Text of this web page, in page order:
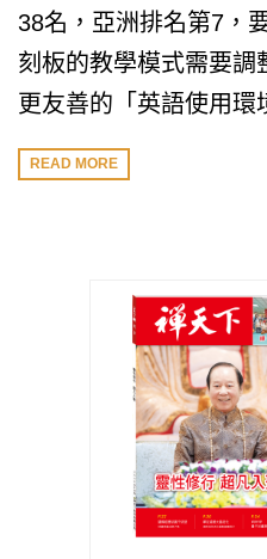
38名，亞洲排名第7，
刻板的教學模式需要調
更友善的「英語使用環
READ MORE